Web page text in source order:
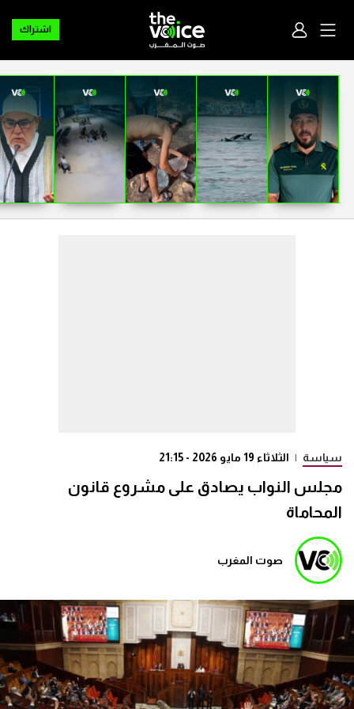
اشتراك
سياسة | الثلاثاء 19 مايو 2026 - 21:15
مجلس النواب يصادق على مشروع قانون
المحاماة
صوت المغرب